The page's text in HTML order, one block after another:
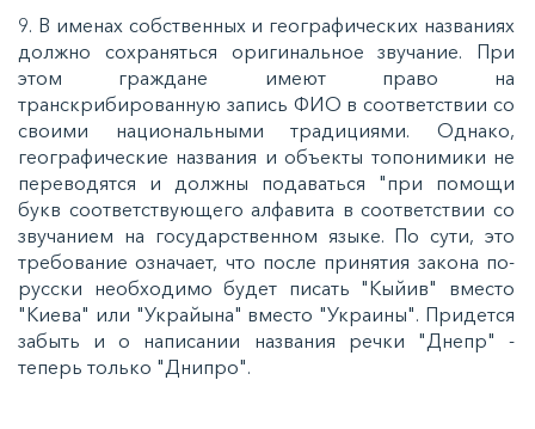
9. В именах собственных и географических названиях
должно сохраняться оригинальное звучание. При
этом граждане имеют право на
транскрибированную запись ФИО в соответствии со
своими национальными традициями. Однако,
географические названия и объекты топонимики не
переводятся и должны подаваться "при помощи
букв соответствующего алфавита в соответствии со
звучанием на государственном языке. По сути, это
требование означает, что после принятия закона по-
русски необходимо будет писать "Кыйив" вместо
"Киева" или "Украйына" вместо "Украины". Придется
забыть и о написании названия речки "Днепр" -
теперь только "Днипро".